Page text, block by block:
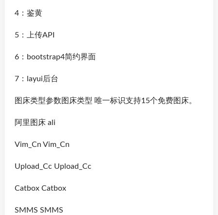
4：鉴黄
5：上传API
6：bootstrap4简约界面
7：layui后台
图床类型参数图床类型 唯一标识支持15个免费图床。
阿里图床 ali
Vim_Cn Vim_Cn
Upload_Cc Upload_Cc
Catbox Catbox
SMMS SMMS